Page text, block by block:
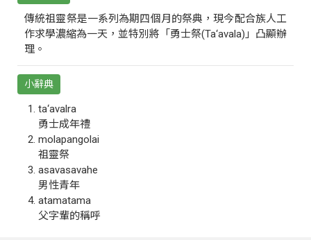
傳統祖靈祭是一系列為期四個月的祭典，現今配合族人工
作求學濃縮為一天，並特別將「勇士祭(Ta‘avala)」凸顯辦
理。
小辭典
ta‘avalra
勇士成年禮
molapangolai
祖靈祭
asavasavahe
男性青年
atamatama
父字輩的稱呼